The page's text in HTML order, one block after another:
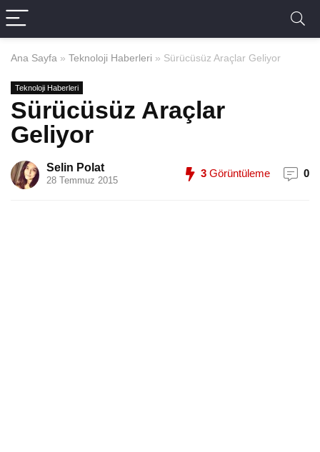
Ana Sayfa » Teknoloji Haberleri » Sürücüsüz Araçlar Geliyor
Teknoloji Haberleri
Sürücüsüz Araçlar
Geliyor
Selin Polat
28 Temmuz 2015
3 Görüntüleme 0